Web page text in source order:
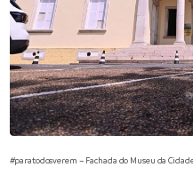
#paratodosverem – Fachada do Museu da